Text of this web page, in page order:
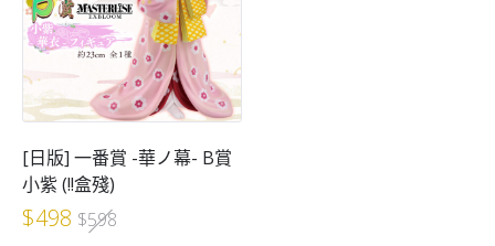
[日版] 一番賞 -華ノ幕- B賞
小紫 (!!盒殘)
$598
$498